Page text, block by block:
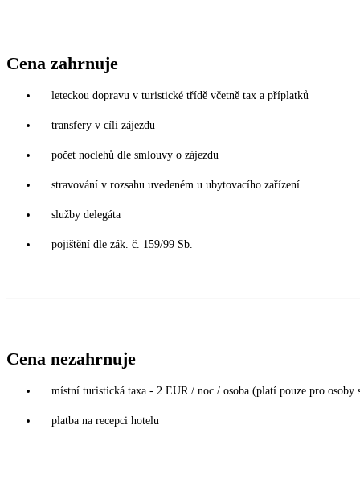
Cena zahrnuje
leteckou dopravu v turistické třídě včetně tax a příplatků
transfery v cíli zájezdu
počet noclehů dle smlouvy o zájezdu
stravování v rozsahu uvedeném u ubytovacího zařízení
služby delegáta
pojištění dle zák. č. 159/99 Sb.
Cena nezahrnuje
místní turistická taxa - 2 EUR / noc / osoba (platí pouze pro osoby
platba na recepci hotelu